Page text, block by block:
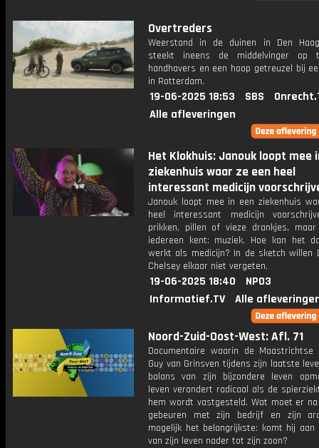
Overtreders
Weerstand in de duinen in Den
steekt ineens de middelvinger op
handhavers en een hoop getreuzel bij
in Rotterdam.
19-06-2025 18:53 SBS
Alle afleveringen
Het Klokhuis: Janouk loopt mee
ziekenhuis waar ze een heel
interessant medicijn
Janouk loopt mee in een ziekenhuis
heel interessant medicijn
prikken, pillen of vieze drankjes,
iedereen kent: muziek. Hoe kan het
werkt als medicijn? In de sketch willen
Chelsey elkaar niet vergeten.
19-06-2025 18:40
NPO3
Informatief.TV
Alle
Noord-Zuid-Oost-West: Afl. 71
Documentaire waarin de Maastrichtse
Guy van Grinsven tijdens zijn laatste
balans van zijn bijzondere leven
leven verandert radicaal als de
hem wordt vastgesteld. Wat moet er
gebeuren met zijn bedrijf en zijn
mogelijk het belangrijkste: komt hij aan
van zijn leven nader tot zijn zoon?